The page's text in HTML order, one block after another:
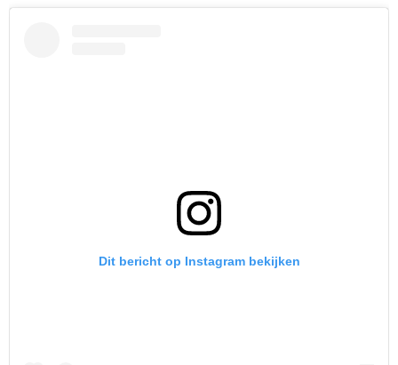
Dit bericht op Instagram bekijken